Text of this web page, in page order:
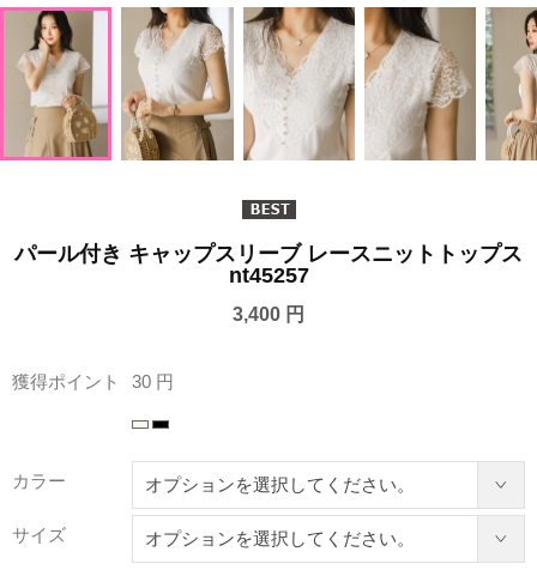
パール付き キャップスリーブ レースニットトップス
nt45257
3,400 円
獲得ポイント 30 円
カラー
サイズ